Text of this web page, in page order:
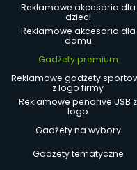
Reklamowe akcesoria dla
dzieci
Reklamowe akcesoria dla
domu
Gadżety premium
Reklamowe gadżety
z logo firmy
Reklamowe pendrive USB z
logo
Gadżety na wybory
Gadżety tematyczne